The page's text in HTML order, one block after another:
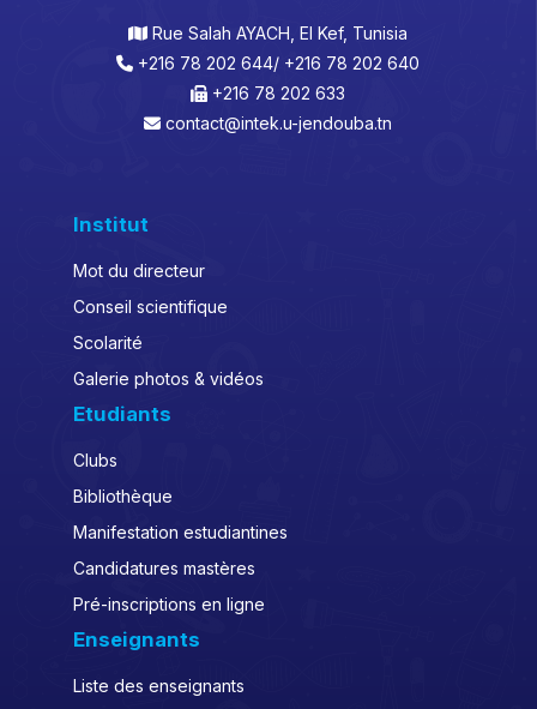
Rue Salah AYACH, El Kef, Tunisia
+216 78 202 644/ +216 78 202 640
+216 78 202 633
contact@intek.u-jendouba.tn
Institut
Mot du directeur
Conseil scientifique
Scolarité
Galerie photos & vidéos
Etudiants
Clubs
Bibliothèque
Manifestation estudiantines
Candidatures mastères
Pré-inscriptions en ligne
Enseignants
Liste des enseignants